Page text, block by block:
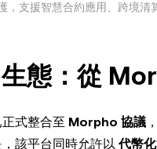
，支援智慧合約應用、跨境清
態：從
式整合至 Morpho 協議
，該平台同時允許以代幣